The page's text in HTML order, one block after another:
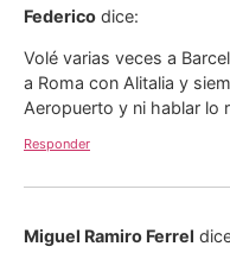
Federico dice:
Volé varias veces a
a Roma con Alitalia y
Aeropuerto y ni hablar lo
Responder
Miguel Ramiro Ferrel